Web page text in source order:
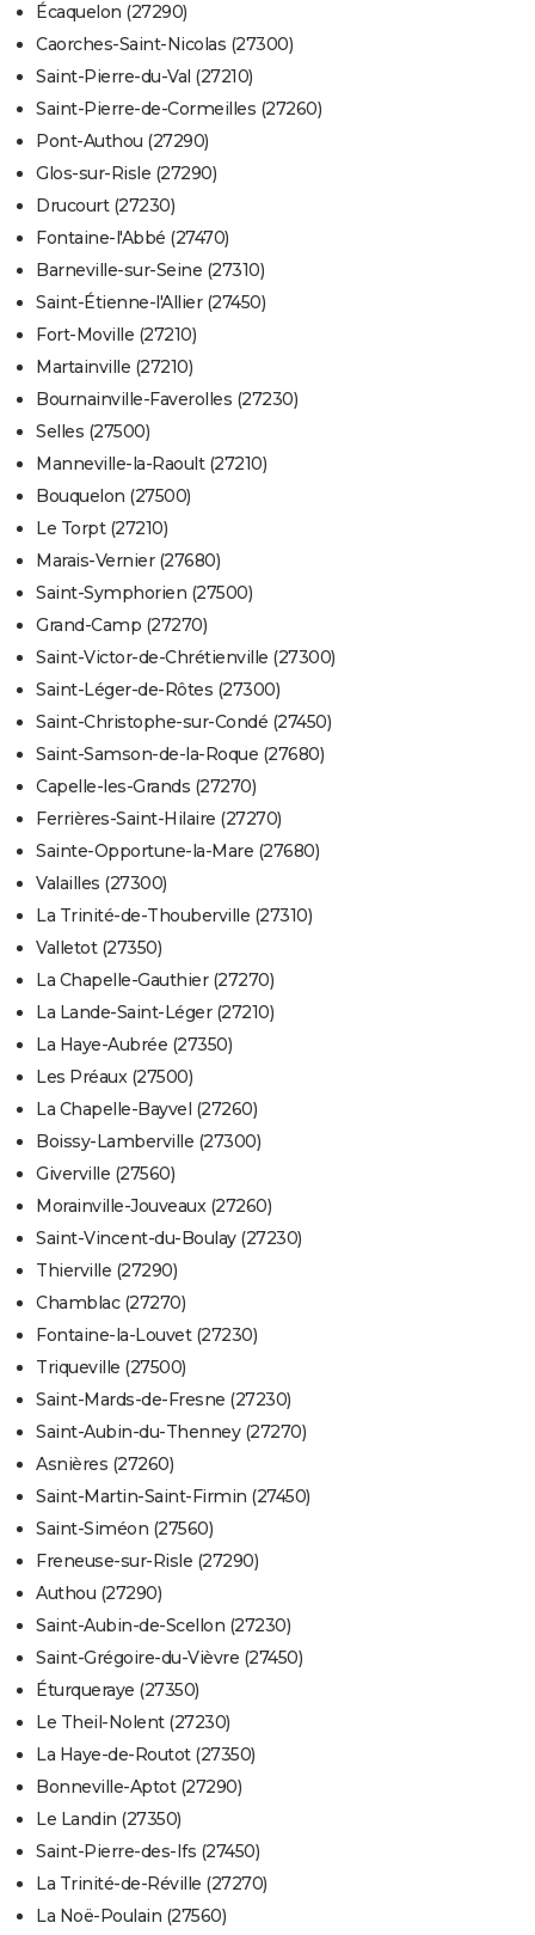
Écaquelon (27290)
Caorches-Saint-Nicolas (27300)
Saint-Pierre-du-Val (27210)
Saint-Pierre-de-Cormeilles (27260)
Pont-Authou (27290)
Glos-sur-Risle (27290)
Drucourt (27230)
Fontaine-l'Abbé (27470)
Barneville-sur-Seine (27310)
Saint-Étienne-l'Allier (27450)
Fort-Moville (27210)
Martainville (27210)
Bournainville-Faverolles (27230)
Selles (27500)
Manneville-la-Raoult (27210)
Bouquelon (27500)
Le Torpt (27210)
Marais-Vernier (27680)
Saint-Symphorien (27500)
Grand-Camp (27270)
Saint-Victor-de-Chrétienville (27300)
Saint-Léger-de-Rôtes (27300)
Saint-Christophe-sur-Condé (27450)
Saint-Samson-de-la-Roque (27680)
Capelle-les-Grands (27270)
Ferrières-Saint-Hilaire (27270)
Sainte-Opportune-la-Mare (27680)
Valailles (27300)
La Trinité-de-Thouberville (27310)
Valletot (27350)
La Chapelle-Gauthier (27270)
La Lande-Saint-Léger (27210)
La Haye-Aubrée (27350)
Les Préaux (27500)
La Chapelle-Bayvel (27260)
Boissy-Lamberville (27300)
Giverville (27560)
Morainville-Jouveaux (27260)
Saint-Vincent-du-Boulay (27230)
Thierville (27290)
Chamblac (27270)
Fontaine-la-Louvet (27230)
Triqueville (27500)
Saint-Mards-de-Fresne (27230)
Saint-Aubin-du-Thenney (27270)
Asnières (27260)
Saint-Martin-Saint-Firmin (27450)
Saint-Siméon (27560)
Freneuse-sur-Risle (27290)
Authou (27290)
Saint-Aubin-de-Scellon (27230)
Saint-Grégoire-du-Vièvre (27450)
Éturqueraye (27350)
Le Theil-Nolent (27230)
La Haye-de-Routot (27350)
Bonneville-Aptot (27290)
Le Landin (27350)
Saint-Pierre-des-Ifs (27450)
La Trinité-de-Réville (27270)
La Noë-Poulain (27560)